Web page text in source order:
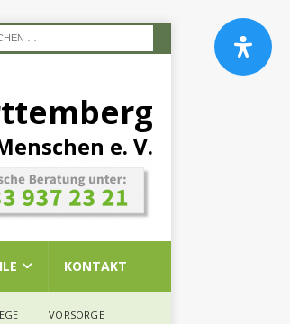
e. V.
KONTAKT
VORSORGE